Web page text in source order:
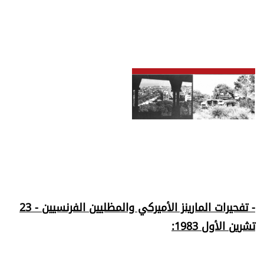
- تفحيرات المارينز الأميركي والمظليين الفرنسيين - 23
تشرين الأول 1983: